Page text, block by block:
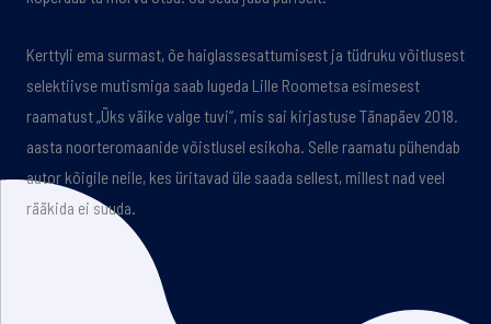
Kerttyli ema surmast, õe haiglassesattumisest ja tüdruku võitlusest
selektiivse mutismiga saab lugeda Lille Roometsa esimesest
raamatust „Üks väike valge tuvi“, mis sai kirjastuse Tänapäev 2018.
aasta noorteromaanide võistlusel esikoha. Selle raamatu pühendab
autor kõigile neile, kes üritavad üle saada sellest, millest nad veel
rääkida ei suuda.